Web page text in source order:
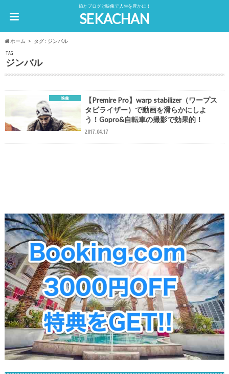
旅とブログと映像で人生を豊かに！
SEKACHAN
ホーム タグ : ジンバル
TAG
ジンバル
映像
【Premire Pro】warp stabilizer（ワープス
タビライザー）で動画を滑らかにしよ
う！Gopro&自転車の撮影で効果的！
2017.04.17